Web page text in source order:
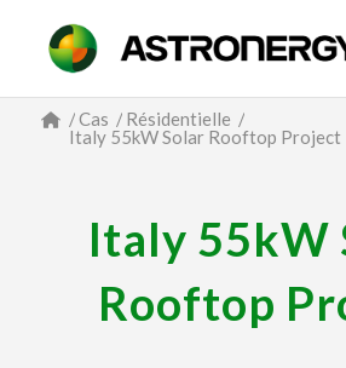
/Cas / Résidentielle /
Italy 55kW Solar Rooftop Project
Italy 55kW
Rooftop